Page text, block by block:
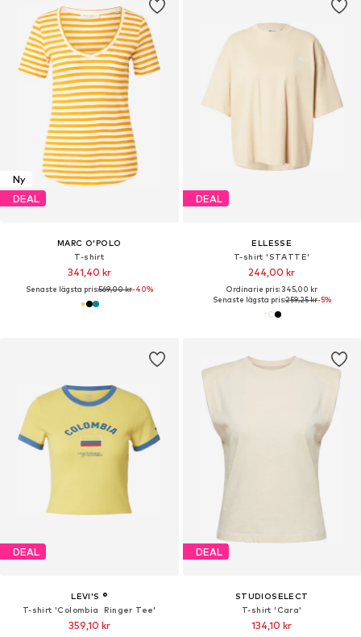
Ny
DEAL
MARC O'POLO
T-shirt
341,40 kr
Senaste lägsta pris:569,00 kr-40%
DEAL
ELLESSE
T-shirt 'STATTE'
244,00 kr
Ordinarie pris: 345,00 kr
Senaste lägsta pris:259,25 kr-5%
DEAL
LEVI'S ®
T-shirt 'Colombia Ringer Tee'
359,10 kr
DEAL
STUDIOSELECT
T-shirt 'Cara'
134,10 kr